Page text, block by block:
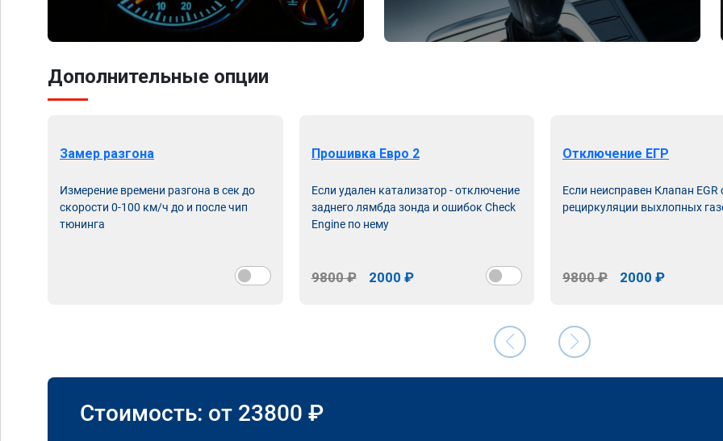
Дополнительные опции
Замер разгона
Измерение времени разгона в сек до
скорости 0-100 км/ч до и после чип
тюнинга
Прошивка Евро 2
Если удален катализатор - отключение
заднего лямбда зонда и ошибок Check
Engine по нему
9800 ₽ 2000 ₽
Отключение ЕГР
Если неисправен Клапан EGR
рециркуляции выхлопных
9800 ₽ 2000 ₽
Стоимость: от 23800 ₽